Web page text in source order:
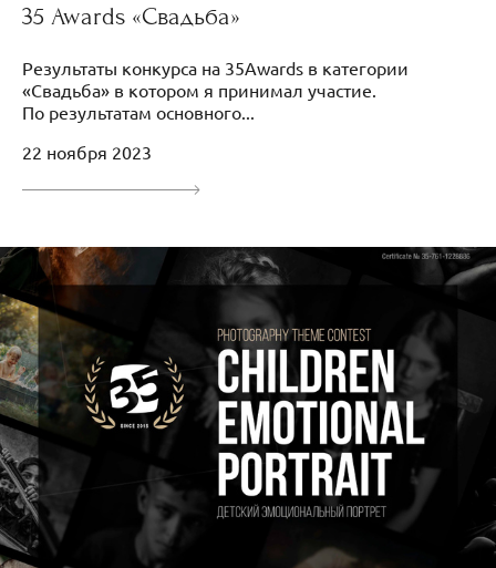
35 Awards «Свадьба»
Результаты конкурса на 35Awards в категории
«Свадьба» в котором я принимал участие.
По результатам основного...
22 ноября 2023